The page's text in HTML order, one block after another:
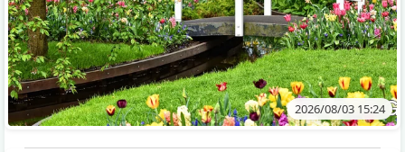
2026/08/03 15:24